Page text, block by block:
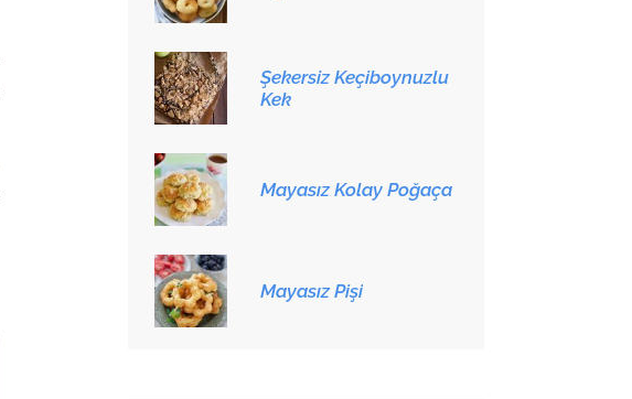
Şekersiz Keçiboynuzlu
Kek
Mayasız Kolay Poğaça
Mayasız Pişi